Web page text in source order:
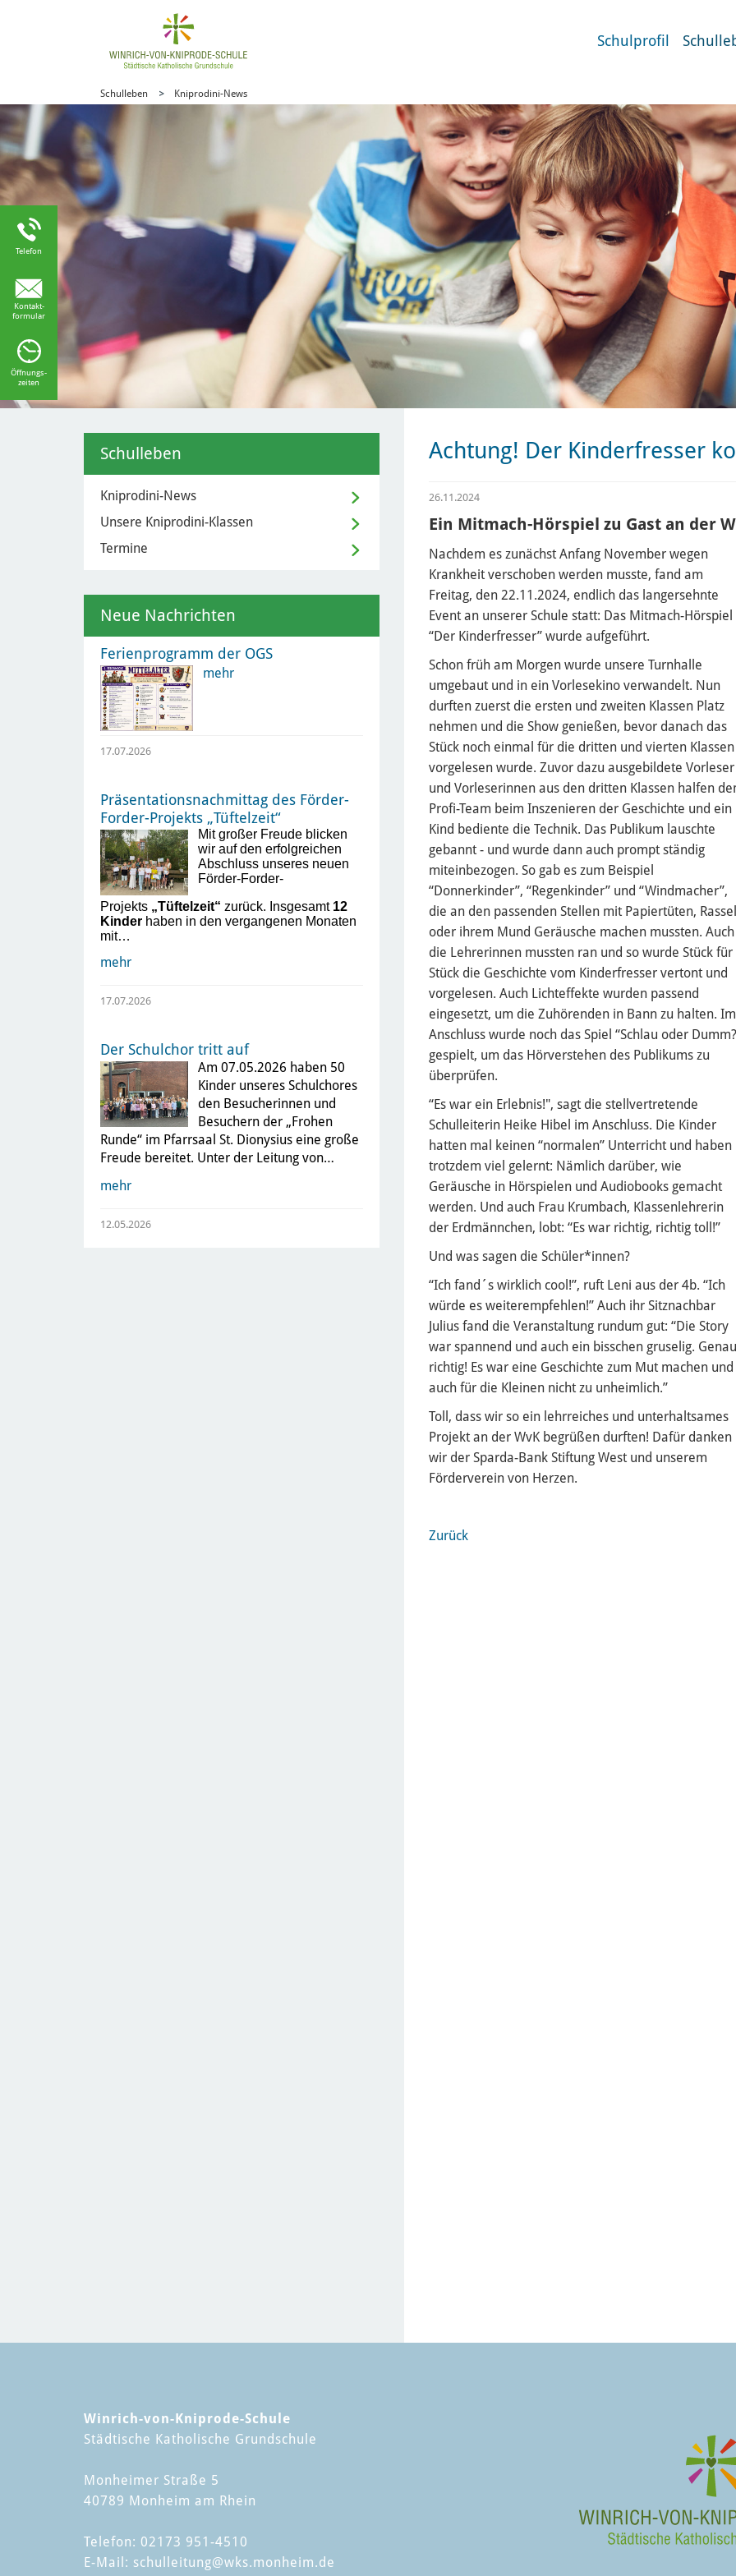
Schulprofil
Schulleben Kniprodini-News
Achtung! Der Kinderfresser
26.11.2024
Ein Mitmach-Hörspiel zu Gast an der
Nachdem es zunächst Anfang November wegen
Krankheit verschoben werden musste, fand am
Freitag, den 22.11.2024, endlich das langersehnte
Event an unserer Schule statt: Das Mitmach-Hörspiel
“Der Kinderfresser” wurde aufgeführt.
Schon früh am Morgen wurde unsere Turnhalle
umgebaut und in ein Vorlesekino verwandelt. Nun
durften zuerst die ersten und zweiten Klassen Platz
nehmen und die Show genießen, bevor danach das
Stück noch einmal für die dritten und vierten Klassen
vorgelesen wurde. Zuvor dazu ausgebildete Vorleser
und Vorleserinnen aus den dritten Klassen halfen
Profi-Team beim Inszenieren der Geschichte und ein
Kind bediente die Technik. Das Publikum lauschte
gebannt - und wurde dann auch prompt ständig
miteinbezogen. So gab es zum Beispiel
“Donnerkinder”, “Regenkinder” und “Windmacher”,
die an den passenden Stellen mit Papiertüten,
oder ihrem Mund Geräusche machen mussten. Auch
die Lehrerinnen mussten ran und so wurde Stück für
Stück die Geschichte vom Kinderfresser vertont und
vorgelesen. Auch Lichteffekte wurden passend
eingesetzt, um die Zuhörenden in Bann zu halten. Im
Anschluss wurde noch das Spiel “Schlau oder
gespielt, um das Hörverstehen des Publikums zu
überprüfen.
“Es war ein Erlebnis!", sagt die stellvertretende
Schulleiterin Heike Hibel im Anschluss. Die Kinder
hatten mal keinen “normalen” Unterricht und haben
trotzdem viel gelernt: Nämlich darüber, wie
Geräusche in Hörspielen und Audiobooks gemacht
werden. Und auch Frau Krumbach, Klassenlehrerin
der Erdmännchen, lobt: “Es war richtig, richtig toll!”
Und was sagen die Schüler*innen?
“Ich fand´s wirklich cool!”, ruft Leni aus der 4b. “Ich
würde es weiterempfehlen!” Auch ihr Sitznachbar
Julius fand die Veranstaltung rundum gut: “Die Story
war spannend und auch ein bisschen gruselig. Genau
richtig! Es war eine Geschichte zum Mut machen und
auch für die Kleinen nicht zu unheimlich.”
Toll, dass wir so ein lehrreiches und unterhaltsames
Projekt an der WvK begrüßen durften! Dafür danken
wir der Sparda-Bank Stiftung West und unserem
Förderverein von Herzen.
Zurück
Schulleben
Kniprodini-News
Unsere Kniprodini-Klassen
Termine
Neue Nachrichten
Ferienprogramm der OGS
mehr
17.07.2026
Präsentationsnachmittag des Förder-
Forder-Projekts „Tüftelzeit“
Mit großer Freude blicken
wir auf den erfolgreichen
Abschluss unseres neuen
Förder-Forder-
Projekts „Tüftelzeit“ zurück. Insgesamt 12
Kinder haben in den vergangenen Monaten
mit…
mehr
17.07.2026
Der Schulchor tritt auf
Am 07.05.2026 haben 50
Kinder unseres Schulchores
den Besucherinnen und
Besuchern der „Frohen
Runde“ im Pfarrsaal St. Dionysius eine große
Freude bereitet. Unter der Leitung von…
mehr
12.05.2026
Winrich-von-Kniprode-Schule
Städtische Katholische Grundschule
Monheimer Straße 5
40789 Monheim am Rhein
Telefon: 02173 951-4510
E-Mail: schulleitung@wks.monheim.de
Telefon
Kontakt-
formular
Öffnungs-
zeiten